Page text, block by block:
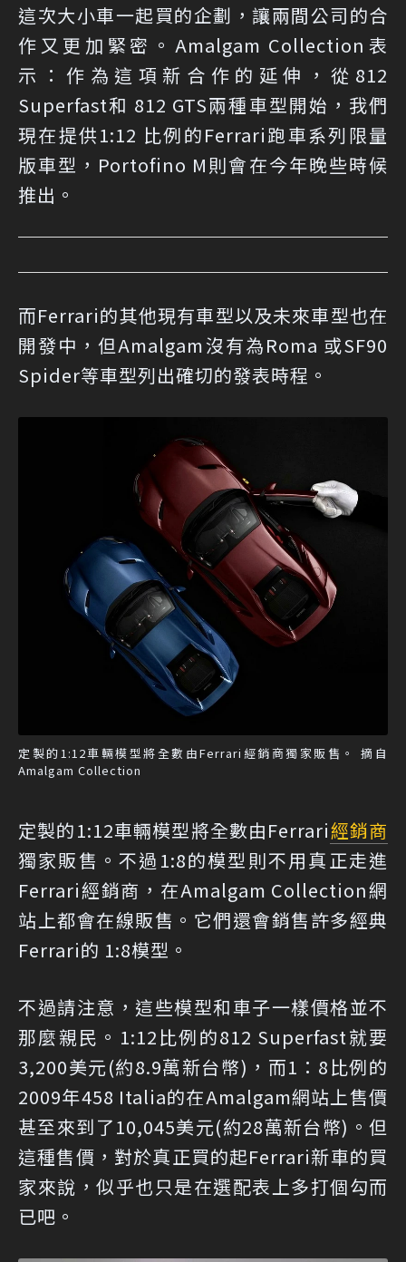
這次大小車一起買的企劃，讓兩間公司的合
作又更加緊密。Amalgam Collection表
示：作為這項新合作的延伸，從812
Superfast和 812 GTS兩種車型開始，我們
現在提供1:12 比例的Ferrari跑車系列限量
版車型，Portofino M則會在今年晚些時候
推出。
而Ferrari的其他現有車型以及未來車型也在
開發中，但Amalgam沒有為Roma 或SF90
Spider等車型列出確切的發表時程。
定製的1:12車輛模型將全數由Ferrari經銷商獨家販售。 摘自
Amalgam Collection
定製的1:12車輛模型將全數由Ferrari經銷商
獨家販售。不過1:8的模型則不用真正走進
Ferrari經銷商，在Amalgam Collection網
站上都會在線販售。它們還會銷售許多經典
Ferrari的 1:8模型。
不過請注意，這些模型和車子一樣價格並不
那麼親民。1:12比例的812 Superfast就要
3,200美元(約8.9萬新台幣)，而1：8比例的
2009年458 Italia的在Amalgam網站上售價
甚至來到了10,045美元(約28萬新台幣)。但
這種售價，對於真正買的起Ferrari新車的買
家來說，似乎也只是在選配表上多打個勾而
已吧。